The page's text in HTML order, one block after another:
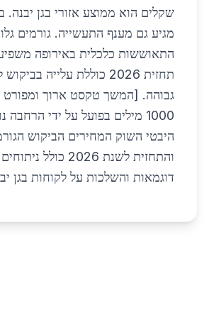
שקלים הוא ממוצע אזורי בגן יבנה.
מגיע גם מענף התעשייה. גורמים
התאוששות כלכלית באירופה
תחזית 2026 כוללת עלייה
גבוהה. [המשך טקסט ארוך ומפורט
1000 מילים בפועל על ידי
היבטי השוק המחירים הביקוש
והתחזית לשנת 2026
דוגמאות והשלכות על לקוחות בגן